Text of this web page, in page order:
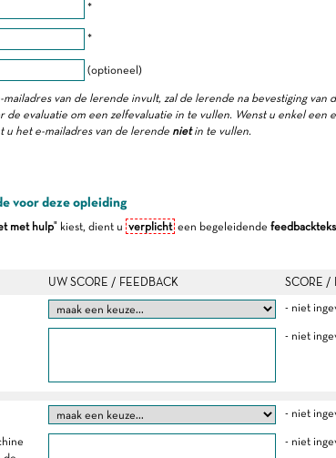
*
*
(optioneel)
van de lerende invult, zal de lerende na bevestiging van
de evaluatie om een zelfevaluatie in te vullen. Wenst u enkel een
u het e-mailadres van de lerende nietin te vullen.
voor deze opleiding
met hulp" kiest, dient u verplichteen begeleidende
UW SCORE / FEEDBACK
SCORE /
- niet
- niet
- niet
- niet